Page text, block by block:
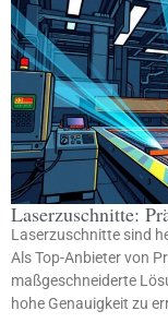
Laserzuschnitte:
Laserzuschnitte sind
Als Top-Anbieter von
maßgeschneiderte
hohe Genauigkeit zu